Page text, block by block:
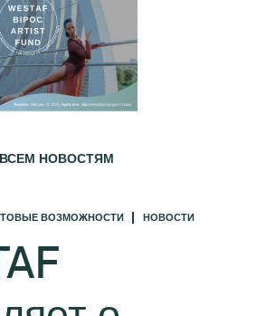
НОВОСТЯМ
ВОЗМОЖНОСТИ НОВОСТИ